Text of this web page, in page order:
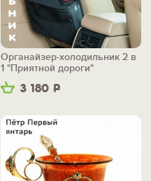
3 180 Р
Органайзер-холодильник 2 в
1 "Приятной дороги"